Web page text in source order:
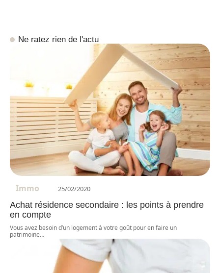
Ne ratez rien de l'actu
Immo 25/02/2020
Achat résidence secondaire : les points à prendre
en compte
Vous avez besoin d’un logement à votre goût pour en faire un
patrimoine…